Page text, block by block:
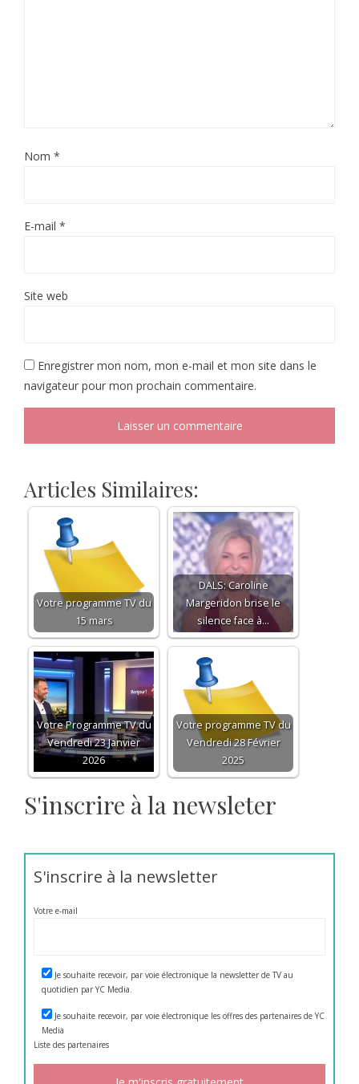
Nom *
E-mail *
Site web
Enregistrer mon nom, mon e-mail et mon site dans le
navigateur pour mon prochain commentaire.
Articles Similaires:
Votre programme TV du
15 mars
DALS: Caroline
Margeridon brise le
silence face à…
Votre Programme TV du
Vendredi 23 Janvier
2026
Votre programme TV du
Vendredi 28 Février
2025
S'inscrire à la newsleter
S'inscrire à la newsletter
Votre e-mail
Je souhaite recevoir, par voie électronique la newsletter de TV au
quotidien par YC Media.
Je souhaite recevoir, par voie électronique les offres des partenaires de YC
Media
Liste des partenaires